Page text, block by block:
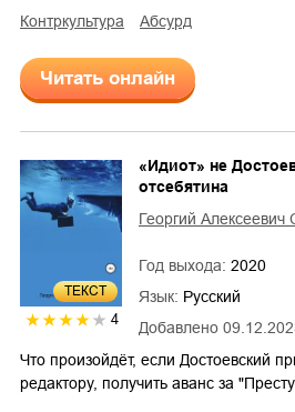
контркультура абсурд
Читать онлайн
ТЕКСТ
4 Добавлено
«Идиот» не
отсебятина
Георгий Алексеевич
Год выхода: 2020
Язык: Русский
Что произойдёт, если Достоевский
редактору, получить аванс за